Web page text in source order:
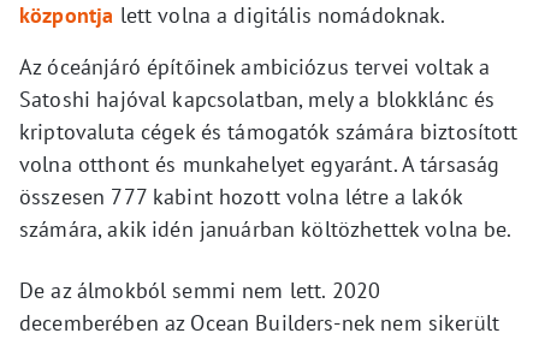
központja lett volna a digitális nomádoknak.
Az óceánjáró építőinek ambiciózus tervei voltak a
Satoshi hajóval kapcsolatban, mely a blokklánc és
kriptovaluta cégek és támogatók számára biztosított
volna otthont és munkahelyet egyaránt. A társaság
összesen 777 kabint hozott volna létre a lakók
számára, akik idén januárban költözhettek volna be.
De az álmokból semmi nem lett. 2020
decemberében az Ocean Builders-nek nem sikerült